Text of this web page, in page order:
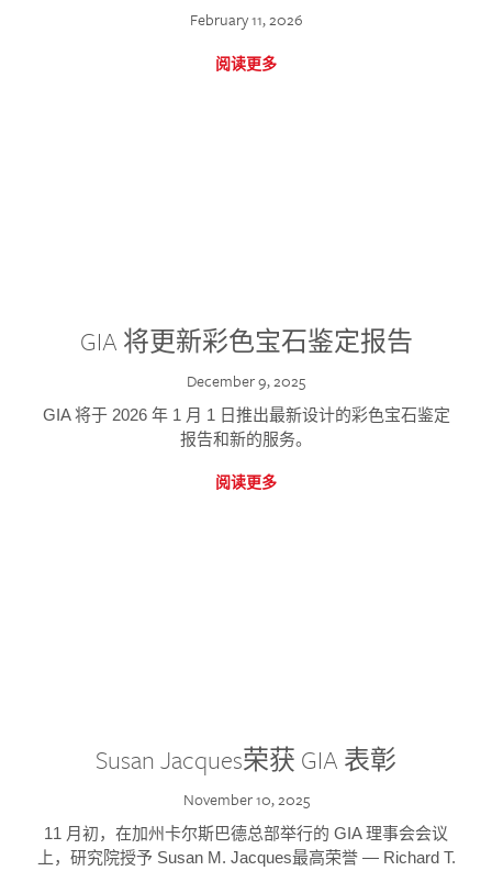
February 11, 2026
阅读更多
GIA 将更新彩色宝石鉴定报告
December 9, 2025
GIA 将于 2026 年 1 月 1 日推出最新设计的彩色宝石鉴定
报告和新的服务。
阅读更多
Susan Jacques荣获 GIA 表彰
November 10, 2025
11 月初，在加州卡尔斯巴德总部举行的 GIA 理事会会议
上，研究院授予 Susan M. Jacques最高荣誉 — Richard T.